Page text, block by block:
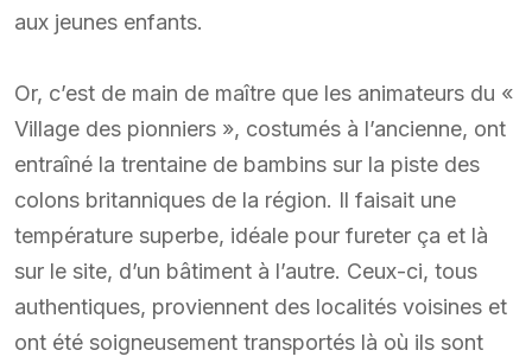
aux jeunes enfants.
Or, c’est de main de maître que les animateurs du «
Village des pionniers », costumés à l’ancienne, ont
entraîné la trentaine de bambins sur la piste des
colons britanniques de la région. Il faisait une
température superbe, idéale pour fureter ça et là
sur le site, d’un bâtiment à l’autre. Ceux-ci, tous
authentiques, proviennent des localités voisines et
ont été soigneusement transportés là où ils sont